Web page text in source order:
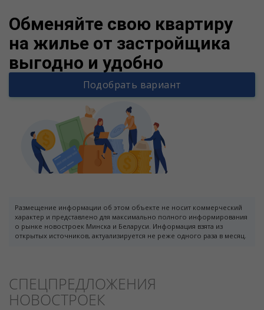
Обменяйте свою квартиру
на жилье от застройщика
выгодно и удобно
Подобрать вариант
Размещение информации об этом объекте не носит коммерческий
характер и представлено для максимально полного информирования
о рынке новостроек Минска и Беларуси. Информация взята из
открытых источников, актуализируется не реже одного раза в месяц.
СПЕЦПРЕДЛОЖЕНИЯ
НОВОСТРОЕК